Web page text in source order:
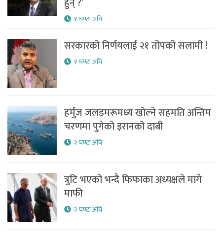
१ घण्टा अघि
सरकारको निर्णयलाई २१ तोपको सलामी !
१ घण्टा अघि
हर्मुज जलडमरूमध्य खोल्ने सहमति अन्तिम
चरणमा पुगेको इरानको दाबी
२ घण्टा अघि
त्रुटि भएको भन्दै फिफाका अध्यक्षले मागे
माफी
२ घण्टा अघि